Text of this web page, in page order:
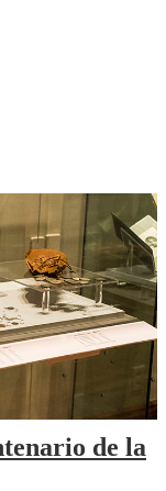
de la